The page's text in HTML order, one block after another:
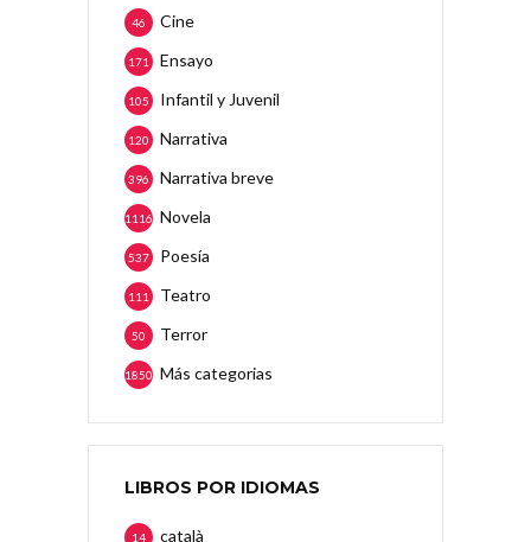
Cine
46
Ensayo
171
Infantil y Juvenil
105
Narrativa
120
Narrativa breve
396
Novela
1116
Poesía
537
Teatro
111
Terror
50
Más categorias
1850
LIBROS POR IDIOMAS
català
14